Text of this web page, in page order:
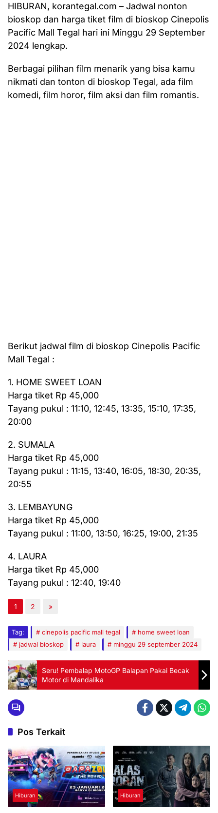
HIBURAN, korantegal.com – Jadwal nonton
bioskop dan harga tiket film di bioskop Cinepolis
Pacific Mall Tegal hari ini Minggu 29 September
2024 lengkap.
Berbagai pilihan film menarik yang bisa kamu
nikmati dan tonton di bioskop Tegal, ada film
komedi, film horor, film aksi dan film romantis.
Berikut jadwal film di bioskop Cinepolis Pacific
Mall Tegal :
1. HOME SWEET LOAN
Harga tiket Rp 45,000
Tayang pukul : 11:10, 12:45, 13:35, 15:10, 17:35,
20:00
2. SUMALA
Harga tiket Rp 45,000
Tayang pukul : 11:15, 13:40, 16:05, 18:30, 20:35,
20:55
3. LEMBAYUNG
Harga tiket Rp 45,000
Tayang pukul : 11:00, 13:50, 16:25, 19:00, 21:35
4. LAURA
Harga tiket Rp 45,000
Tayang pukul : 12:40, 19:40
1 2 »
Tag: cinepolis pacific mall tegal
home sweet loan
jadwal bioskop
laura minggu 29 september 2024
Seru! Pembalap MotoGP Balapan Pakai Becak
Motor di Mandalika
Pos Terkait
Hiburan Hiburan